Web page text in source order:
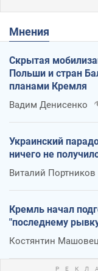
Мнения
Скрытая
Польши и стран
планами Кремля
Вадим Денисенко
Украинский
ничего не
Виталий Портников
Кремль начал
"последнему
Костянтин